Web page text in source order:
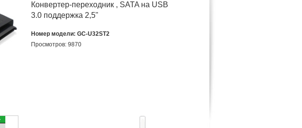
Конвертер-переходник , SATA на USB
3.0 поддержка 2,5"
Номер модели: GC-U32ST2
Просмотров: 9870